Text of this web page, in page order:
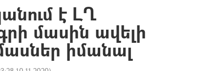
է ԼՂ
մասին ավելի
իմանալ